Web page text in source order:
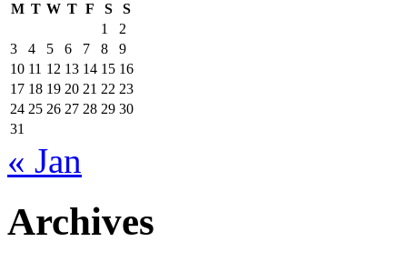
M T W T F S
S
1
2
3
4 5 6 7 8
9
10 11 12 13 14 15 16
17 18 19 20 21 22 23
24 25 26 27 28 29 30
31
« Jan
Archives